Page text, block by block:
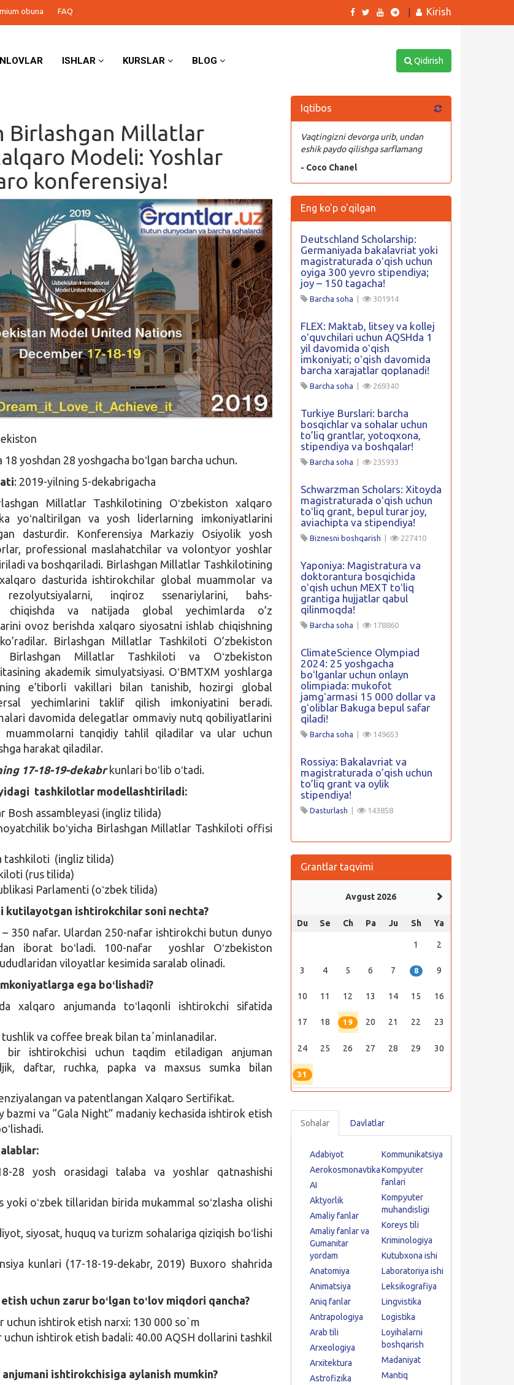
obuna FAQ Kirish
ISHLAR KURSLAR BLOG Qidirish
Birlashgan Millatlar
Modeli: Yoshlar
konferensiya!
18 yoshdan 28 yoshgacha boʻlgan barcha uchun.
: 2019-yilning 5-dekabrigacha
Millatlar Tashkilotining Oʻzbekiston xalqaro
yoʻnaltirilgan va yosh liderlarning imkoniyatlarini
dasturdir. Konferensiya Markaziy Osiyolik yosh
professional maslahatchilar va volontyor yoshlar
va boshqariladi. Birlashgan Millatlar Tashkilotining
dasturida ishtirokchilar global muammolar va
rezolyutsiyalarni, inqiroz ssenariylarini, bahs-
chiqishda va natijada global yechimlarda o’z
ovoz berishda xalqaro siyosatni ishlab chiqishning
Birlashgan Millatlar Tashkiloti O’zbekiston
Millatlar Tashkiloti va Oʻzbekiston
akademik simulyatsiyasi. OʻBMTXM yoshlarga
e’tiborli vakillari bilan tanishib, hozirgi global
yechimlarini taklif qilish imkoniyatini beradi.
davomida delegatlar ommaviy nutq qobiliyatlarini
muammolarni tanqidiy tahlil qiladilar va ular uchun
harakat qiladilar.
17-18-19-dekabrkunlari boʻlib oʻtadi.
tashkilotlar modellashtiriladi:
Bosh assambleyasi (ingliz tilida)
boʻyicha Birlashgan Millatlar Tashkiloti offisi
tashkiloti (ingliz tilida)
(rus tilida)
Parlamenti (oʻzbek tilida)
kutilayotgan ishtirokchilar soni nechta?
350 nafar. Ulardan 250-nafar ishtirokchi butun dunyo
iborat boʻladi. 100-nafar yoshlar Oʻzbekiston
viloyatlar kesimida saralab olinadi.
ega boʻlishadi?
xalqaro anjumanda toʻlaqonli ishtirokchi sifatida
va coffee break bilan taʼminlanadilar.
bir ishtirokchisi uchun taqdim etiladigan anjuman
daftar, ruchka, papka va maxsus sumka bilan
va patentlangan Xalqaro Sertifikat.
bazmi va “Gala Night” madaniy kechasida ishtirok etish
28 yosh orasidagi talaba va yoshlar qatnashishi
yoki oʻzbek tillaridan birida mukammal soʻzlasha olishi
siyosat, huquq va turizm sohalariga qiziqish boʻlishi
kunlari (17-18-19-dekabr, 2019) Buxoro shahrida
uchun zarur boʻlgan toʻlov miqdori qancha?
uchun ishtirok etish narxi: 130 000 so`m
ishtirok etish badali: 40.00 AQSH dollarini tashkil
anjumani ishtirokchisiga aylanish mumkin?
Iqtibos
Vaqtingizni devorga urib, undan
eshik paydo qilishga sarflamang
- Coco Chanel
Eng ko'p o'qilgan
Deutschland Scholarship:
Germaniyada bakalavriat yoki
magistraturada oʻqish uchun
oyiga 300 yevro stipendiya;
joy – 150 tagacha!
Barcha soha 301914
FLEX: Maktab, litsey va kollej
oʻquvchilari uchun AQSHda 1
yil davomida oʻqish
imkoniyati; oʻqish davomida
barcha xarajatlar qoplanadi!
Barcha soha 269340
Turkiye Burslari: barcha
bosqichlar va sohalar uchun
to’liq grantlar, yotoqxona,
stipendiya va boshqalar!
Barcha soha 235933
Schwarzman Scholars: Xitoyda
magistraturada oʻqish uchun
toʻliq grant, bepul turar joy,
aviachipta va stipendiya!
Biznesni boshqarish 227410
Yaponiya: Magistratura va
doktorantura bosqichida
oʻqish uchun MEXT toʻliq
grantiga hujjatlar qabul
qilinmoqda!
Barcha soha 178860
ClimateScience Olympiad
2024: 25 yoshgacha
boʻlganlar uchun onlayn
olimpiada: mukofot
jamgʻarmasi 15 000 dollar va
gʻoliblar Bakuga bepul safar
qiladi!
Barcha soha 149653
Rossiya: Bakalavriat va
magistraturada o’qish uchun
to’liq grant va oylik
stipendiya!
Dasturlash 143858
Grantlar taqvimi
Avgust 2026
Du Se Ch Pa Ju Sh Ya
1 2
3 4 5 6 7 8 9
10 11 12 13 14 15 16
17 18 19 20 21 22 23
24 25 26 27 28 29 30
31
Sohalar Davlatlar
Adabiyot
Aerokosmonavtika
AI
Aktyorlik
Amaliy fanlar
Amaliy fanlar va
Gumanitar
yordam
Anatomiya
Animatsiya
Aniq fanlar
Antrapologiya
Arab tili
Arxeologiya
Arxitektura
Astrofizika
Kommunikatsiya
Kompyuter
fanlari
Kompyuter
muhandisligi
Koreys tili
Kriminologiya
Kutubxona ishi
Laboratoriya ishi
Leksikografiya
Lingvistika
Logistika
Loyihalarni
boshqarish
Madaniyat
Mantiq